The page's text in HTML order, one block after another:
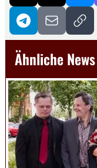
Ähnliche News